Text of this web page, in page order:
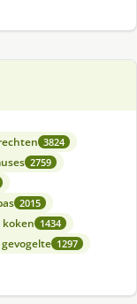
3824
2759
2015
koken 1434
gevogelte 1297